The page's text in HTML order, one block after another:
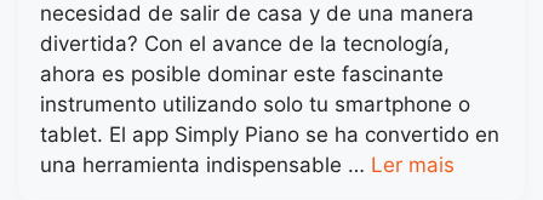
necesidad de salir de casa y de una manera
divertida? Con el avance de la tecnología,
ahora es posible dominar este fascinante
instrumento utilizando solo tu smartphone o
tablet. El app Simply Piano se ha convertido en
una herramienta indispensable … Ler mais